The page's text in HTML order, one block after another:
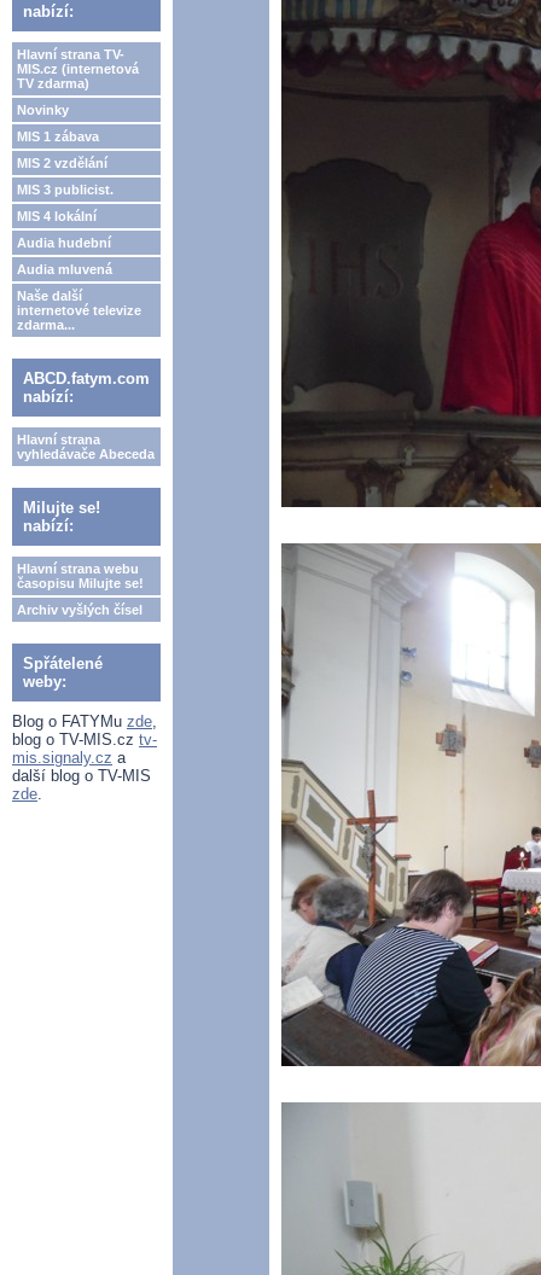
nabízí:
Hlavní strana TV-
MIS.cz (internetová
TV zdarma)
Novinky
MIS 1 zábava
MIS 2 vzdělání
MIS 3 publicist.
MIS 4 lokální
Audia hudební
Audia mluvená
Naše další
internetové televize
zdarma...
ABCD.fatym.com
nabízí:
Hlavní strana
vyhledávače Abeceda
Milujte se!
nabízí:
Hlavní strana webu
časopisu Milujte se!
Archiv vyšlých čísel
Spřátelené
weby:
Blog o FATYMu zde,
blog o TV-MIS.cz tv-
mis.signaly.cz a
další blog o TV-MIS
zde.